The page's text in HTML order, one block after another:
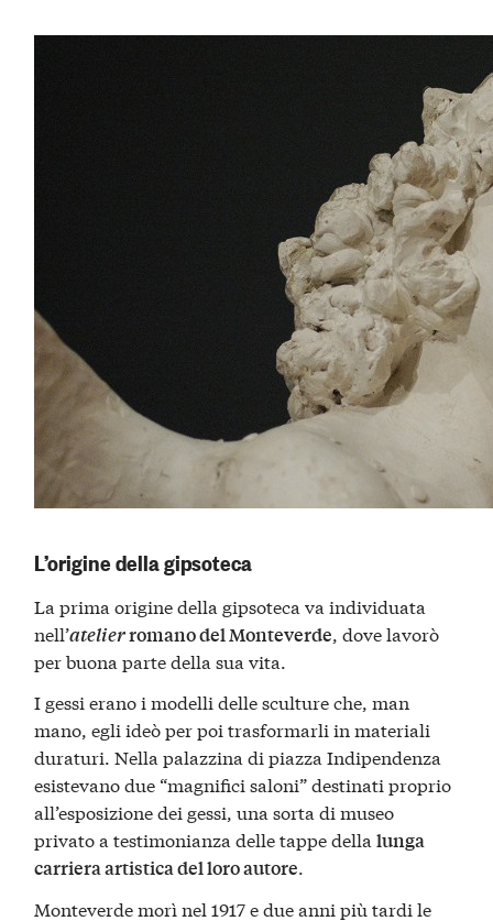
L’origine della gipsoteca
La prima origine della gipsoteca va individuata
nell’atelierromano del Monteverde, dove lavorò
per buona parte della sua vita.
I gessi erano i modelli delle sculture che, man
mano, egli ideò per poi trasformarli in materiali
duraturi. Nella palazzina di piazza Indipendenza
esistevano due “magnifici saloni” destinati proprio
all’esposizione dei gessi, una sorta di museo
privato a testimonianza delle tappe dellalunga
carriera artistica del loro autore.
Monteverde morì nel 1917 e due anni più tardi le